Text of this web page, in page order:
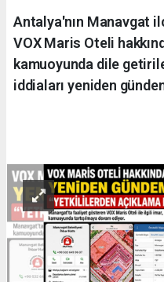
Antalya'nın Manavgat
VOX Maris Oteli
kamuoyunda dile
iddiaları yeniden